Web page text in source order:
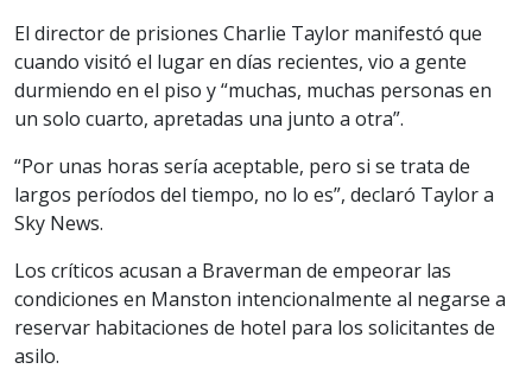
El director de prisiones Charlie Taylor manifestó que
cuando visitó el lugar en días recientes, vio a gente
durmiendo en el piso y “muchas, muchas personas en
un solo cuarto, apretadas una junto a otra”.
“Por unas horas sería aceptable, pero si se trata de
largos períodos del tiempo, no lo es”, declaró Taylor a
Sky News.
Los críticos acusan a Braverman de empeorar las
condiciones en Manston intencionalmente al negarse a
reservar habitaciones de hotel para los solicitantes de
asilo.